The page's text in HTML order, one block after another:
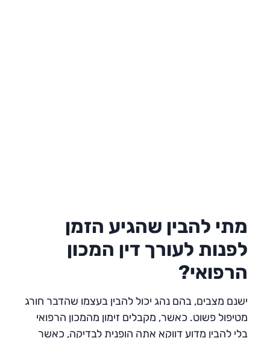
מתי להבין שהגיע הזמן
לפנות לעורך דין המכון
הרפואי?
ישנם מצבים, בהם נהג יכול להבין בעצמו שהדבר חורג
מטיפול פשוט. כאשר, מקבלים זימון מהמכון הרפואי
בלי להבין מדוע דווקא אתה הופנית לבדיקה, כאשר